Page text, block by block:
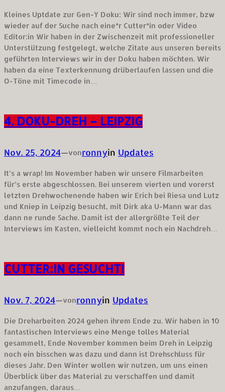
Kleines Uptdate zur Gen-Y Doku: Wir sind noch immer, bzw
wieder auf der Suche nach eine*r Cutter*in oder Video
Editor:in Wir haben in der Zwischenzeit mit professioneller
Unterstützung festgelegt, welche Zitate aus unseren bereits
geführten Interviews wir in der Doku haben möchten. Wir
haben da eine Texterkennung drüberlaufen lassen und die
O-Töne mit Timecode in…
4. DOKU-DREH – LEIPZIG
Nov. 25, 2024—vonronnyin Updates
It’s a wrap! Im November haben wir unsere Filmarbeiten
für’s erste abgeschlossen. Bei unserem vierten und vorerst
letzten Drehwochenende haben wir Erich bei Riesa und Lutz
und Kniep in Leipzig besucht, mit Dirk aka U-Mann war das
dann ne runde Sache. Damit ist der allergrößte Teil der
Interviews im Kasten, vielleicht kommt noch ein Nachdreh…
CUTTER:IN GESUCHT!
Nov. 7, 2024—vonronnyin Updates
Die Dreharbeiten 2024 gehen ihrem Ende zu. Wir haben in 10
fantastischen Interviews eine Menge tolles Material
gesammelt, Ende November kommen beim Dreh in Leipzig
noch ein bisschen was dazu und dann ist Drehschluss für
dieses Jahr. Den Winter wollen wir nutzen, um uns einen
Überblick über das Material zu verschaffen und damit
anzufangen, daraus…